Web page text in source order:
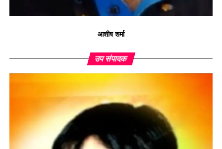
आशीष शर्मा
उप संपादक